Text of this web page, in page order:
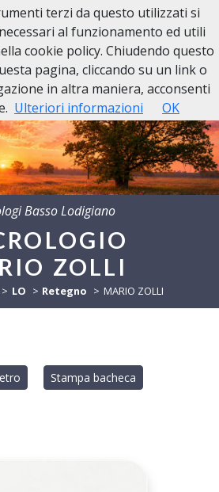
Basso Lodigiano
ZOLLI
LO Retegno MARIO ZOLLI
Stampa bacheca
terzi da questo utilizzati si
al funzionamento ed utili
cookie policy. Chiudendo questo
pagina, cliccando su un link o
in altra maniera, acconsenti
Ulteriori informazioni OK